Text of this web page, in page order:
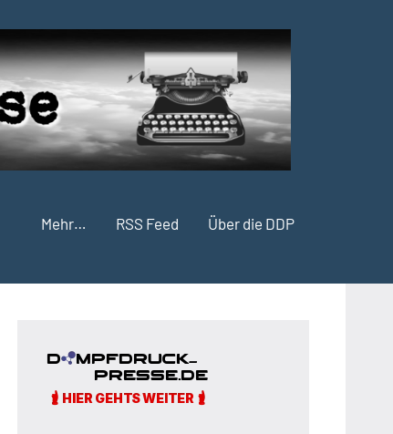
Mehr… RSS Feed Über die DDP